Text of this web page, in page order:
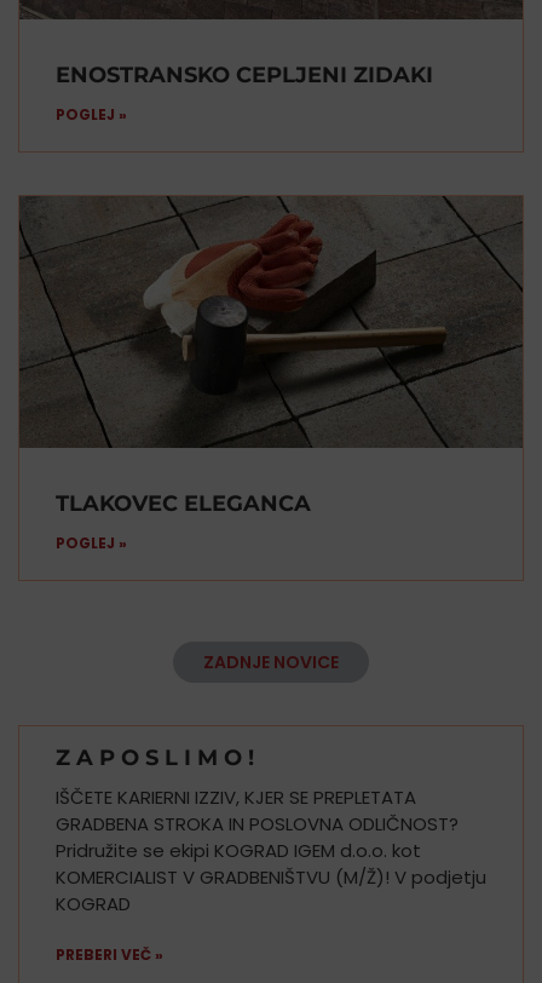
ENOSTRANSKO CEPLJENI ZIDAKI
POGLEJ »
TLAKOVEC ELEGANCA
POGLEJ »
ZADNJE NOVICE
Z A P O S L I M O !
IŠČETE KARIERNI IZZIV, KJER SE PREPLETATA
GRADBENA STROKA IN POSLOVNA ODLIČNOST?
Pridružite se ekipi KOGRAD IGEM d.o.o. kot
KOMERCIALIST V GRADBENIŠTVU (M/Ž)! V podjetju
KOGRAD
PREBERI VEČ »